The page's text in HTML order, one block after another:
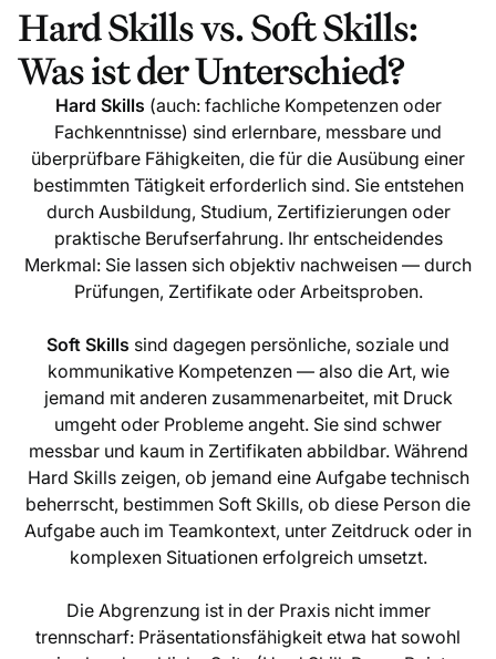
Hard Skills vs. Soft Skills:
Was ist der Unterschied?
Hard Skills (auch: fachliche Kompetenzen oder
Fachkenntnisse) sind erlernbare, messbare und
überprüfbare Fähigkeiten, die für die Ausübung einer
bestimmten Tätigkeit erforderlich sind. Sie entstehen
durch Ausbildung, Studium, Zertifizierungen oder
praktische Berufserfahrung. Ihr entscheidendes
Merkmal: Sie lassen sich objektiv nachweisen — durch
Prüfungen, Zertifikate oder Arbeitsproben.
Soft Skills sind dagegen persönliche, soziale und
kommunikative Kompetenzen — also die Art, wie
jemand mit anderen zusammenarbeitet, mit Druck
umgeht oder Probleme angeht. Sie sind schwer
messbar und kaum in Zertifikaten abbildbar. Während
Hard Skills zeigen, ob jemand eine Aufgabe technisch
beherrscht, bestimmen Soft Skills, ob diese Person die
Aufgabe auch im Teamkontext, unter Zeitdruck oder in
komplexen Situationen erfolgreich umsetzt.
Die Abgrenzung ist in der Praxis nicht immer
trennscharf: Präsentationsfähigkeit etwa hat sowohl